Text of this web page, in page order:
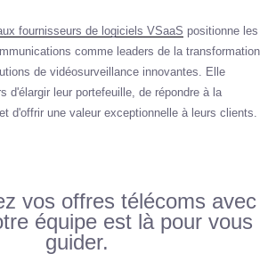
fournisseurs de logiciels VSaaS positionne les
comme leaders de la transformation
de vidéosurveillance innovantes. Elle
d'élargir leur portefeuille, de répondre à la
d'offrir une valeur exceptionnelle à leurs clients.
vos offres télécoms avec
équipe est là pour vous
guider.